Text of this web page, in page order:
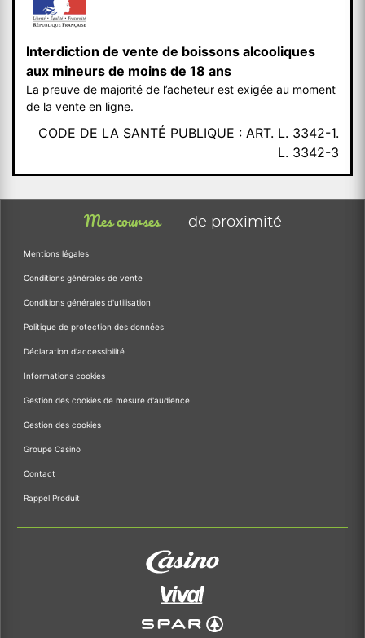
Interdiction de vente de boissons alcooliques
aux mineurs de moins de 18 ans
La preuve de majorité de l’acheteur est exigée au moment
de la vente en ligne.
CODE DE LA SANTÉ PUBLIQUE : ART. L. 3342-1.
L. 3342-3
Mes courses de proximité
Mentions légales
Conditions générales de vente
Conditions générales d'utilisation
Politique de protection des données
Déclaration d'accessibilité
Informations cookies
Gestion des cookies de mesure d'audience
Gestion des cookies
Groupe Casino
Contact
Rappel Produit